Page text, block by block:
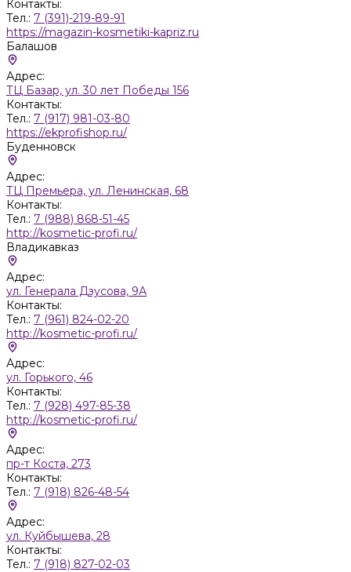
Контакты:
Тел.: 7 (391)-219-89-91
https://magazin-kosmetiki-kapriz.ru
Балашов
Адрес:
ТЦ Базар, ул. 30 лет Победы 156
Контакты:
Тел.: 7 (917) 981-03-80
https://ekprofishop.ru/
Буденновск
Адрес:
ТЦ Премьера, ул. Ленинская, 68
Контакты:
Тел.: 7 (988) 868-51-45
http://kosmetic-profi.ru/
Владикавказ
Адрес:
ул. Генерала Дзусова, 9А
Контакты:
Тел.: 7 (961) 824-02-20
http://kosmetic-profi.ru/
Адрес:
ул. Горького, 46
Контакты:
Тел.: 7 (928) 497-85-38
http://kosmetic-profi.ru/
Адрес:
пр-т Коста, 273
Контакты:
Тел.: 7 (918) 826-48-54
Адрес:
ул. Куйбышева, 28
Контакты:
Тел.: 7 (918) 827-02-03